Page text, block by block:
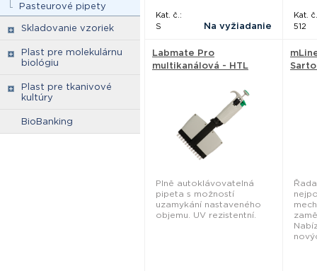
Pasteurové pipety
Skladovanie vzoriek
Plast pre molekulárnu
biológiu
Plast pre tkanivové
kultúry
BioBanking
Kat. č.:
S
Na vyžiadanie
Kat.
512
Labmate Pro
multikanálová - HTL
Plně autoklávovatelná
pipeta s možností
uzamykání nastaveného
objemu. UV rezistentní.